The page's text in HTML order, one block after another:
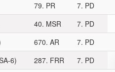
79. PR
7. PD
40. MSR
7. PD
670. AR
7. PD
6)
287. FRR
7. PD